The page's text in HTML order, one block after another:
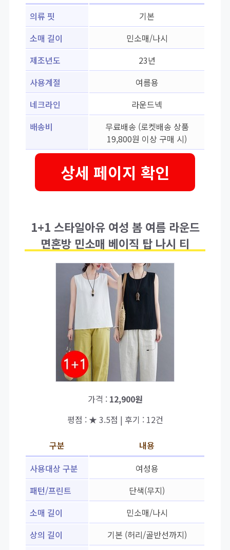
의류 핏
기본
소매 길이
민소매/나시
제조년도
23년
사용계절
여름용
네크라인
라운드넥
배송비
무료배송 (로켓배송 상품
19,800원 이상 구매 시)
상세 페이지 확인
1+1 스타일아유 여성 봄 여름 라운드
면혼방 민소매 베이직 탑 나시 티
가격 : 12,900원
평점 : ★ 3.5점 | 후기 : 12건
구분
내용
사용대상 구분
여성용
패턴/프린트
단색(무지)
소매 길이
민소매/나시
상의 길이
기본 (허리/골반선까지)